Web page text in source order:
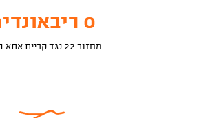
0 ריבאונדים
מחזור 22 נגד קריית אתא בחוץ